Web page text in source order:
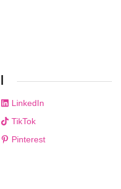
LinkedIn
TikTok
Pinterest